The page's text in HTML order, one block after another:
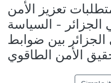
تعزيز الأمن
الجزائر - السياسة
الجزائر بين ضوابط
الأمن الطاقوي